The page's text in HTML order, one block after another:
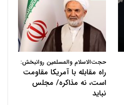
حجت‌الاسلام والمسلمین روانبخش:
راه مقابله با آمریکا مقاومت
است، نه مذاکره/ مجلس
نباید